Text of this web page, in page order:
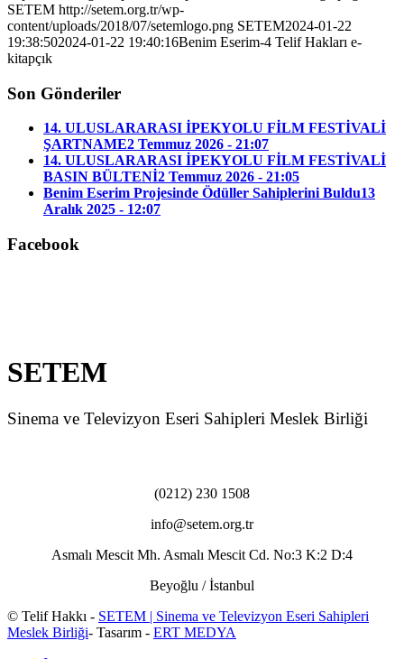
SETEM http://setem.org.tr/wp-
content/uploads/2018/07/setemlogo.png SETEM2024-01-22
19:38:502024-01-22 19:40:16Benim Eserim-4 Telif Hakları e-
kitapçık
Son Gönderiler
14. ULUSLARARASI İPEKYOLU FİLM FESTİVALİ
ŞARTNAME2 Temmuz 2026 - 21:07
14. ULUSLARARASI İPEKYOLU FİLM FESTİVALİ
BASIN BÜLTENİ2 Temmuz 2026 - 21:05
Benim Eserim Projesinde Ödüller Sahiplerini Buldu13
Aralık 2025 - 12:07
Facebook
SETEM
Sinema ve Televizyon Eseri Sahipleri Meslek Birliği
(0212) 230 1508
info@setem.org.tr
Asmalı Mescit Mh. Asmalı Mescit Cd. No:3 K:2 D:4
Beyoğlu / İstanbul
© Telif Hakkı - SETEM | Sinema ve Televizyon Eseri Sahipleri
Meslek Birliği- Tasarım - ERT MEDYA